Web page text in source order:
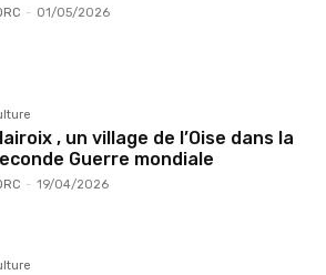
- 01/05/2026
, un village de l’Oise dans la
Guerre mondiale
- 19/04/2026